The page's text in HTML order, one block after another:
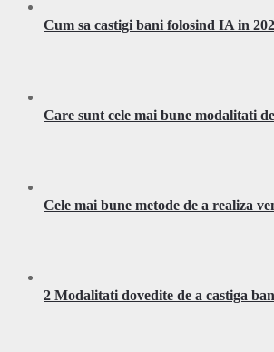
Cum sa castigi bani folosind IA in
Care sunt cele mai bune modalitati
Cele mai bune metode de a realiza
2 Modalitati dovedite de a castiga